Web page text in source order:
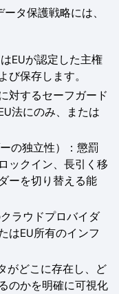
タ保護戦略には、
EUが認定した主権
び保存します。
対するセーフガード
法にのみ、または
の独立性）：懲罰
ックイン、長引く移
ーを切り替える能
ラウドプロバイダ
はEU所有のインフ
がどこに存在し、ど
のかを明確に可視化